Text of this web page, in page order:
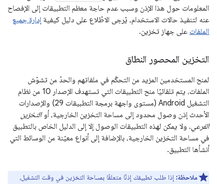
المعلومات حول هذا الإذن وسبب عدم حاجة معظم التطبيقات إلى الإفصاح
عنه لتنفيذ حالات الاستخدام، يُرجى الاطّلاع على دليل كيفية إدارة جميع
الملفات على جهاز تخزين.
التخزين المحصور النطاق
لمنح المستخدمين المزيد من التحكّم في ملفاتهم والحدّ من تشوّش
الملفات، يتم تلقائيًا منح التطبيقات التي تستهدف الإصدار 10 من نظام
التشغيل Android (مستوى واجهة برمجة التطبيقات 29) والإصدارات
الأحدث إذن وصول محدود إلى مساحة التخزين الخارجية، أوالتخزين
الفرعي. ولا يمكن لهذه التطبيقات الوصول إلا إلى الدليل الخاص بالتطبيق
في مساحة التخزين الخارجية، بالإضافة إلى أنواع معيّنة من الوسائط التي
أنشأها التطبيق.
ملاحظة: إذا طلب تطبيقك إذنًا متعلقًا بمساحة التخزين في وقت التشغيل،